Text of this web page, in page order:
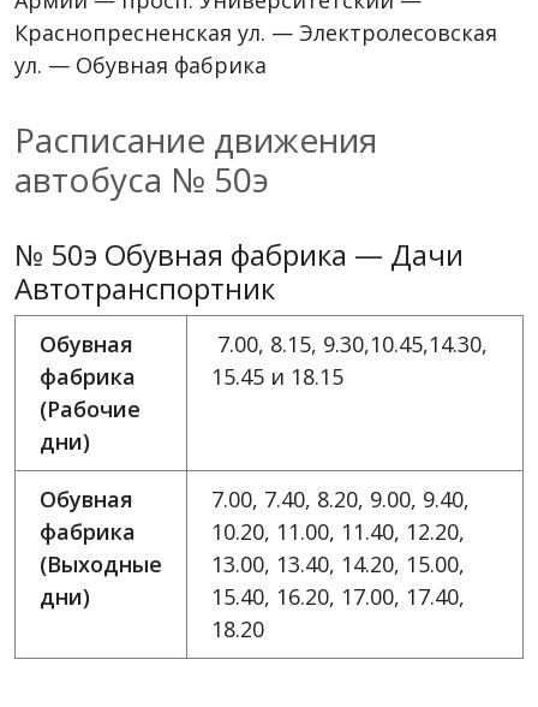
Краснопресненская ул. — Электролесовская
ул. — Обувная фабрика
Расписание движения
автобуса № 50э
№ 50э Обувная фабрика — Дачи
Автотранспортник
Обувная
фабрика
(Рабочие
дни)
7.00, 8.15, 9.30,10.45,14.30,
15.45 и 18.15
Обувная
фабрика
(Выходные
дни)
7.00, 7.40, 8.20, 9.00, 9.40,
10.20, 11.00, 11.40, 12.20,
13.00, 13.40, 14.20, 15.00,
15.40, 16.20, 17.00, 17.40,
18.20